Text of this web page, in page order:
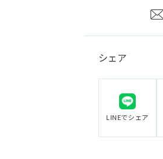
シェア
LINEでシェア